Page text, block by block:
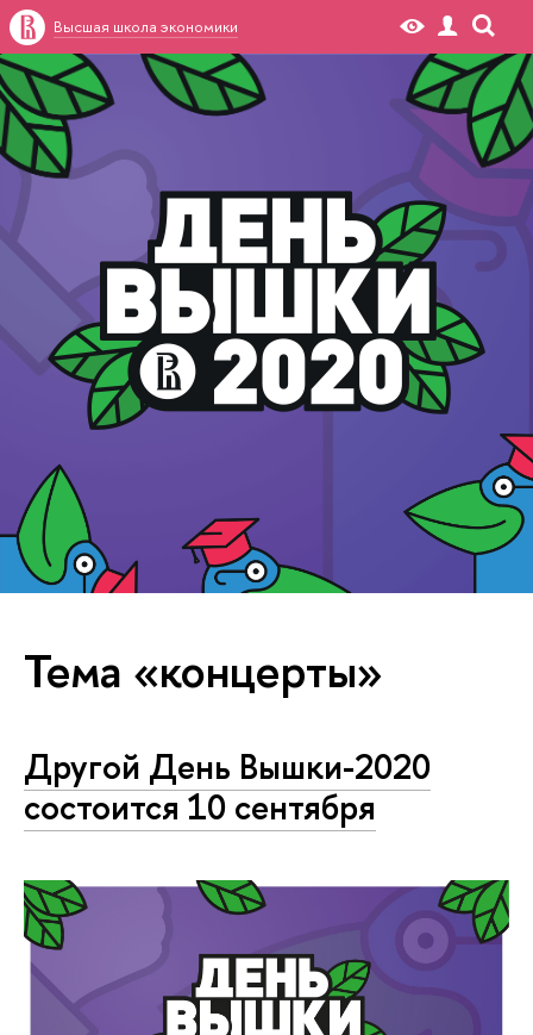
Высшая школа экономики
Тема «концерты»
Другой День Вышки-2020
состоится 10 сентября